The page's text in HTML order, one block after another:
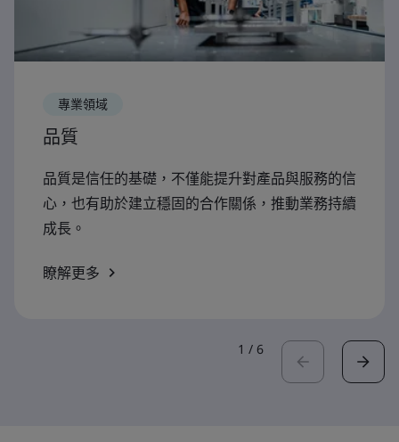
專業領域
品質
品質是信任的基礎，不僅能提升對產品與服務的信
心，也有助於建立穩固的合作關係，推動業務持續
成長。
瞭解更多
1 / 6